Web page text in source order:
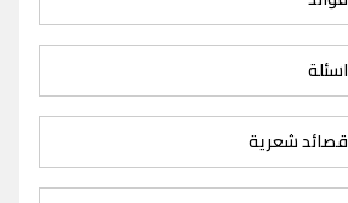
اسئلة
قصائد شعرية